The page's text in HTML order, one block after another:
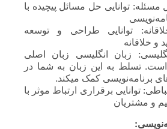
توانایی حل مسائل پیچیده با
توانایی طراحی و توسعه
و خلاقانه
زبان انگلیسی زبان اصلی
است. تسلط به این زبان به شما در
برنامه‌نویسی کمک میکند.
توانایی برقراری ارتباط موثر با
و مشتریان